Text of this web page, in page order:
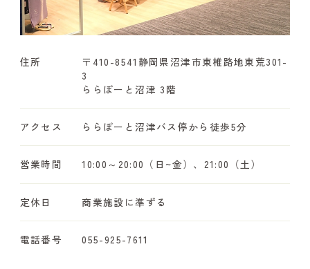
住所 〒410-8541 静岡県沼津市東椎路地東荒301-
3
ららぽーと沼津 3階
アクセス ららぽーと沼津バス停から徒歩5分
営業時間 10:00～20:00（日~金）、21:00（土）
定休日 商業施設に準ずる
電話番号 055-925-7611